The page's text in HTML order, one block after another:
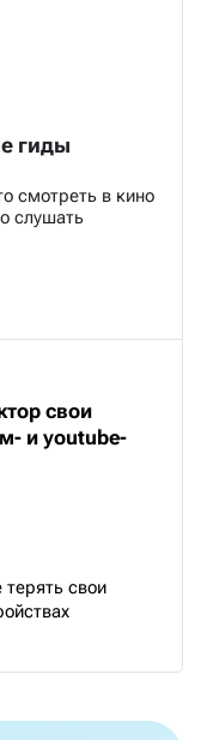
гиды
смотреть в кино
слушать
свои
и youtube-
свои